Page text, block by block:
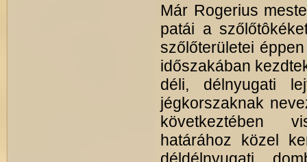
Már Rogerius
patái a
szőlőterületei
időszakában
déli, délnyugati
jégkorszaknak
következtében
határához közel